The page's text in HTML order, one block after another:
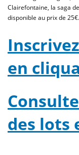
Clairefontaine, la saga
disponible au prix de 25€.
en
des lots